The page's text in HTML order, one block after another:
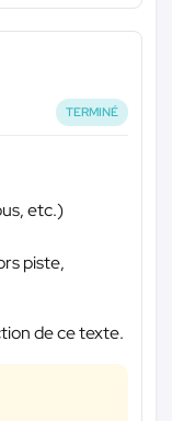
TERMINÉ
etc.)
piste,
de ce texte.